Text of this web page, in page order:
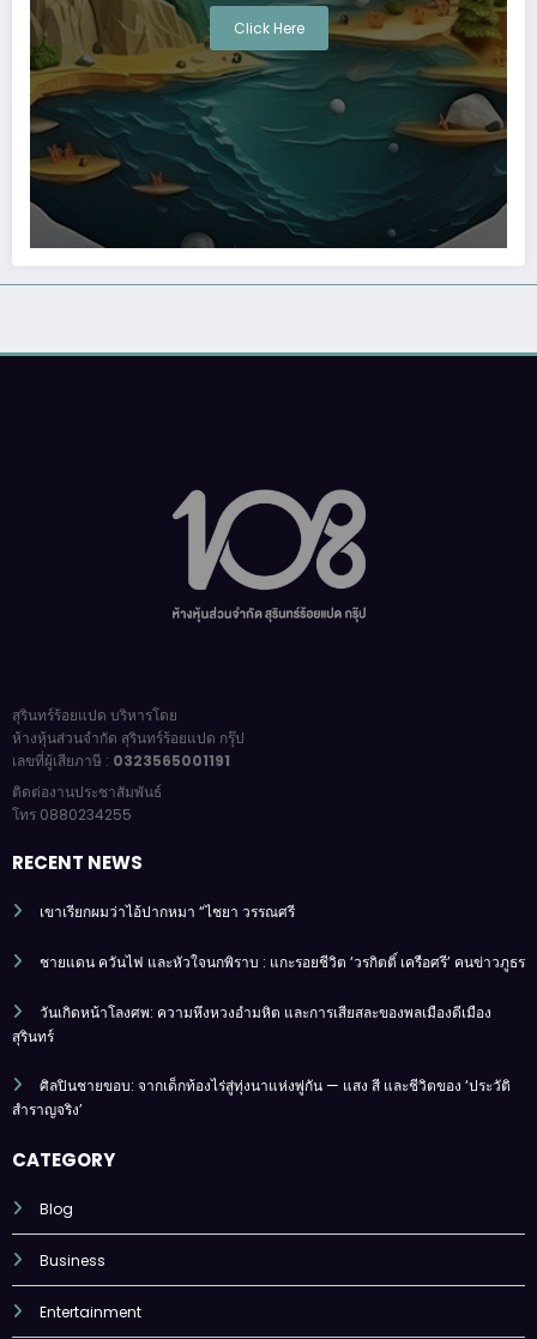
Click Here
สุรินทร์ร้อยแปด บริหารโดย
ห้างหุ้นส่วนจำกัด สุรินทร์ร้อยแปด กรุ๊ป
เลขที่ผู้เสียภาษี : 0323565001191
ติดต่องานประชาสัมพันธ์
โทร 0880234255
RECENT NEWS
เขาเรียกผมว่าไอ้ปากหมา “ไชยา วรรณศรี
ชายแดน ควันไฟ และหัวใจนกพิราบ : แกะรอยชีวิต ‘วรกิตติ์ เครือศรี’ คนข่าวภูธร
วันเกิดหน้าโลงศพ: ความหึงหวงอำมหิต และการเสียสละของพลเมืองดีเมือง
สุรินทร์
ศิลปินชายขอบ: จากเด็กท้องไร่สู่ทุ่งนาแห่งพู่กัน — แสง สี และชีวิตของ ‘ประวัติ
สำราญจริง’
CATEGORY
Blog
Business
Entertainment